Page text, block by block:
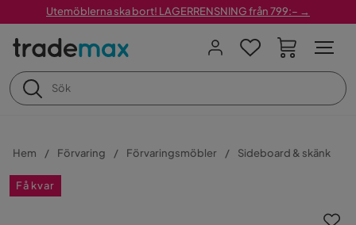
Utemöblerna ska bort! LAGERRENSNING från 799:– →
Hem Förvaring Förvaringsmöbler Sideboard & skänk
Få kvar